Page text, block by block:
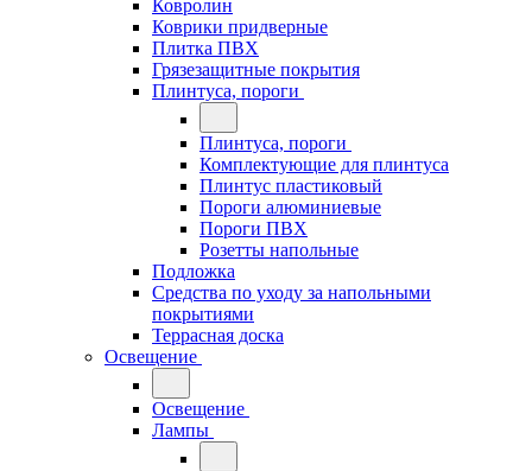
Ковролин
Коврики придверные
Плитка ПВХ
Грязезащитные покрытия
Плинтуса, пороги
Плинтуса, пороги
Комплектующие для плинтуса
Плинтус пластиковый
Пороги алюминиевые
Пороги ПВХ
Розетты напольные
Подложка
Средства по уходу за напольными
покрытиями
Террасная доска
Освещение
Освещение
Лампы